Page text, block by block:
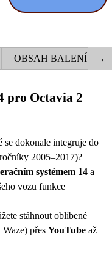
OBSAH BALENÍ
pro Octavia 2
dokonale integruje do
2005–2017)?
systémem 14 a
vozu funkce
stáhnout oblíbené
přes YouTube až
2DIN RÁDIA
- 2013
ŠKODA
:
PRO 2 DIN